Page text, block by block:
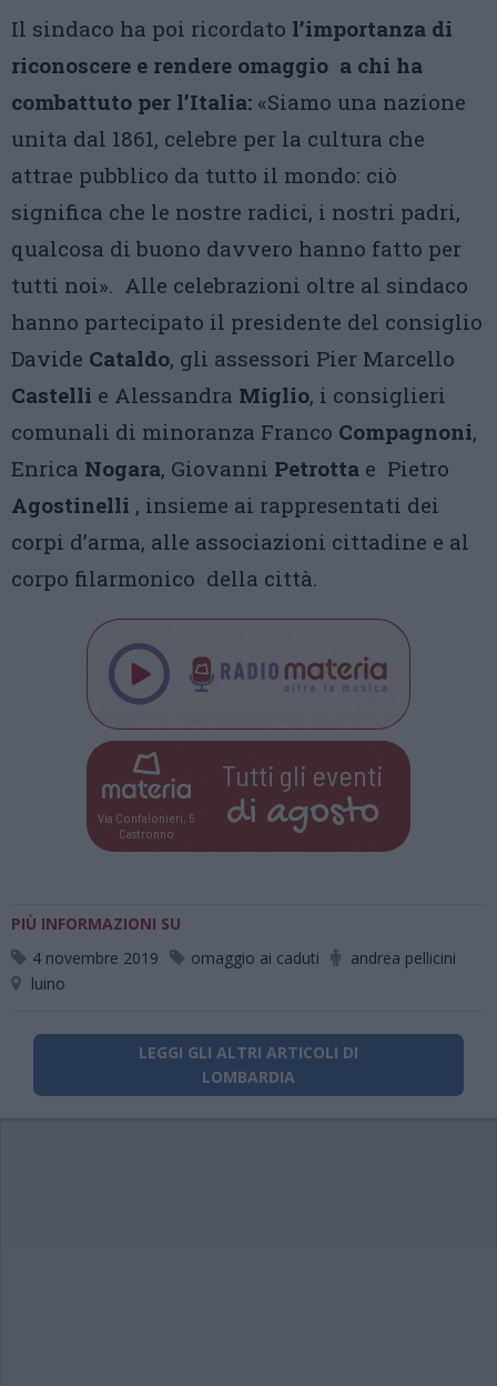
Il sindaco ha poi ricordato l’importanza di
riconoscere e rendere omaggio a chi ha
combattuto per l’Italia: «Siamo una nazione
unita dal 1861, celebre per la cultura che
attrae pubblico da tutto il mondo: ciò
significa che le nostre radici, i nostri padri,
qualcosa di buono davvero hanno fatto per
tutti noi». Alle celebrazioni oltre al sindaco
hanno partecipato il presidente del consiglio
Davide Cataldo, gli assessori Pier Marcello
Castelli e Alessandra Miglio, i consiglieri
comunali di minoranza Franco Compagnoni,
Enrica Nogara, Giovanni Petrotta e Pietro
Agostinelli , insieme ai rappresentati dei
corpi d’arma, alle associazioni cittadine e al
corpo filarmonico della città.
Via Confalonieri, 5
Castronno
Tutti gli eventi
di agosto
PIÙ INFORMAZIONI SU
4 novembre 2019
omaggio ai caduti
andrea pellicini
luino
LEGGI GLI ALTRI ARTICOLI DI
LOMBARDIA